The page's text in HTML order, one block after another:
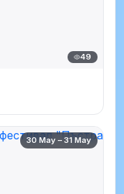
49
30 May – 31 May